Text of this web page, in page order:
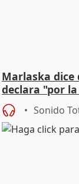
Marlaska dice
declara "por
Sonido